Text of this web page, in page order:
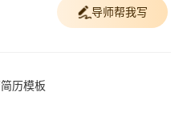
导师帮我写
历模板